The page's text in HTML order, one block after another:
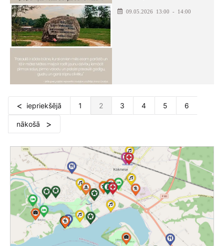
09.05.2026 13:00 - 14:00
iepriekšējā 1 2 3 4 5 6
nākošā